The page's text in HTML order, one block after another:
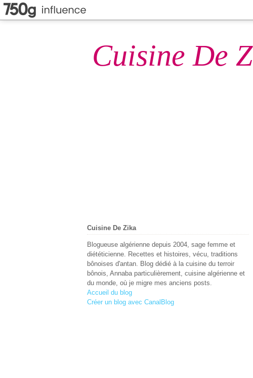
Cuisine De
Cuisine De Zika
Blogueuse algérienne depuis 2004, sage femme et
diététicienne. Recettes et histoires, vécu, traditions
bônoises d'antan. Blog dédié à la cuisine du terroir
bônois, Annaba particulièrement, cuisine algérienne et
du monde, où je migre mes anciens posts.
Accueil du blog
Créer un blog avec CanalBlog